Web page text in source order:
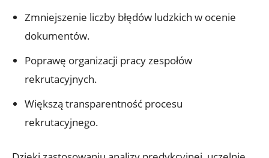
Zmniejszenie liczby błędów ludzkich w ocenie
dokumentów.
Poprawę organizacji pracy zespołów
rekrutacyjnych.
Większą transparentność procesu
rekrutacyjnego.